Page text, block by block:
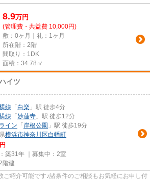
8.9万円
(管理費・共益費 10,000円)
敷：0ヶ月｜礼：1ヶ月
所在階：2階
間取り：1DK
面積：34.78㎡
イツ
線 「 白楽 」駅 徒歩4分
線 「 妙蓮寺 」駅 徒歩12分
イン 「 岸根公園 」駅 徒歩19分
横浜市神奈川区白幡町
築31年 ｜募集中： 2室
階建
ご紹介可能です♪諸条件のご相談もお気軽にお申し付